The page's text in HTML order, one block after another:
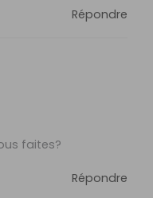
Répondre
faites?
Répondre